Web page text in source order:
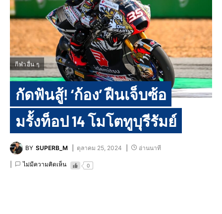
กีฬาอื่น ๆ
กัดฟันสู้! ‘ก้อง’ ฝืนเจ็บซ้อ
มรั้งท็อป 14 โมโตทูบุรีรัมย์
BY SUPERB_M ตุลาคม 25, 2024 อ่านนาที
ไม่มีความคิดเห็น 0